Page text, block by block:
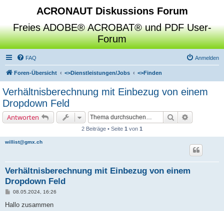
ACRONAUT Diskussions Forum
Freies ADOBE® ACROBAT® und PDF User-
Forum
FAQ Anmelden
Foren-Übersicht <>Dienstleistungen/Jobs <>Finden
Verhältnisberechnung mit Einbezug von einem
Dropdown Feld
Antworten Suche
2 Beiträge • Seite 1 von 1
willist@gmx.ch
Verhältnisberechnung mit Einbezug von einem
Dropdown Feld
B
i
08.05.2024, 16:26
Hallo zusammen